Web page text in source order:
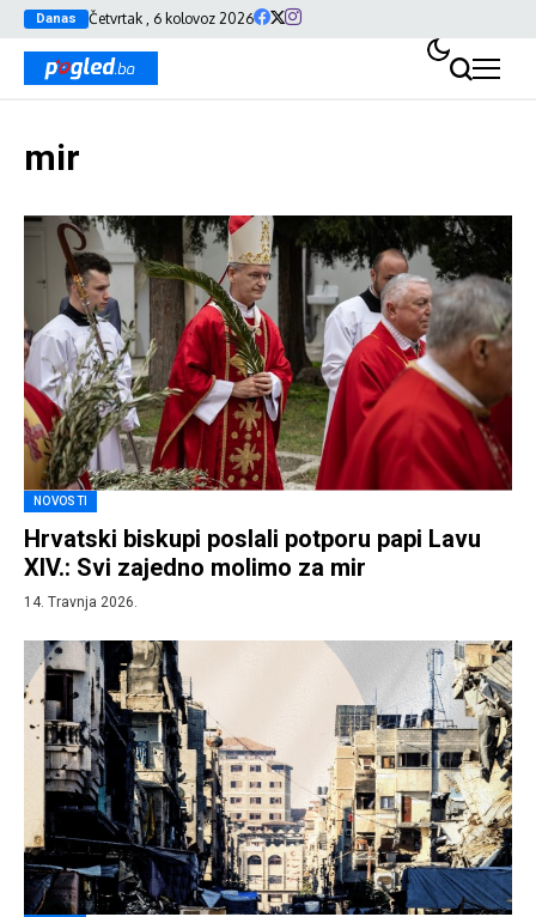
Danas Četvrtak , 6 kolovoz 2026
mir
NOVOSTI
Hrvatski biskupi poslali potporu papi Lavu
XIV.: Svi zajedno molimo za mir
14. Travnja 2026.